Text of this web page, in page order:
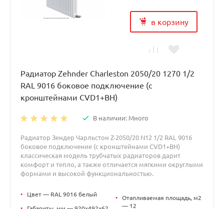
в корзину
Радиатор Zehnder Charleston 2050/20 1270 1/2
RAL 9016 боковое подключение (с
кронштейнами CVD1+BH)
В наличии: Много
Радиатор Зендер Чарльстон Z-2050/20 N12 1/2 RAL 9016
боковое подключение (с кронштейнами CVD1+BH)
классическая модель трубчатых радиаторов дарит
комфорт и тепло, а также отличается мягкими округлыми
формами и высокой функциональностью.
• Цвет — RAL 9016 белый
•
Отапливаемая площадь, м2
— 12